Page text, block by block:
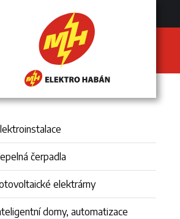
čerpadla
elektrárny
domy, automatizace